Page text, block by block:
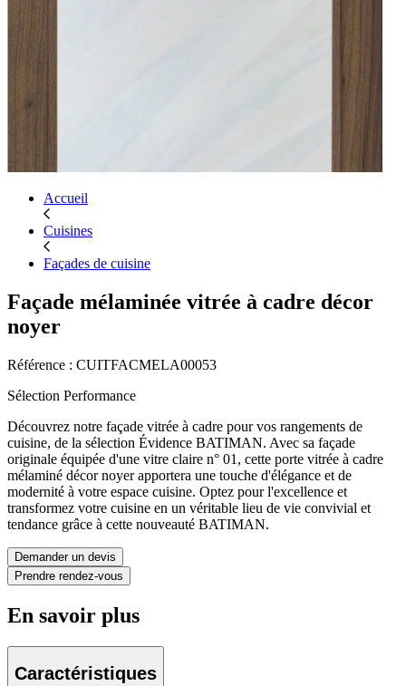
Accueil
Cuisines
Façades de cuisine
Façade mélaminée vitrée à cadre décor
noyer
Référence : CUITFACMELA00053
Sélection Performance
Découvrez notre façade vitrée à cadre pour vos rangements de
cuisine, de la sélection Évidence BATIMAN. Avec sa façade
originale équipée d'une vitre claire n° 01, cette porte vitrée à cadre
mélaminé décor noyer apportera une touche d'élégance et de
modernité à votre espace cuisine. Optez pour l'excellence et
transformez votre cuisine en un véritable lieu de vie convivial et
tendance grâce à cette nouveauté BATIMAN.
Demander un devis
Prendre rendez-vous
En savoir plus
Caractéristiques